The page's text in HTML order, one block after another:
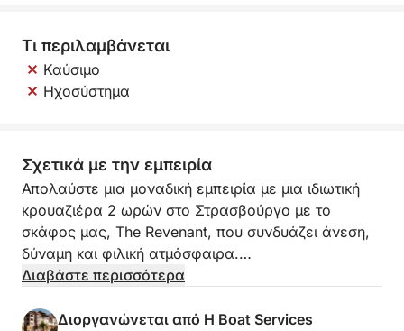
Τι περιλαμβάνεται
Καύσιμο
Ηχοσύστημα
Σχετικά με την εμπειρία
Απολαύστε μια μοναδική εμπειρία με μια ιδιωτική
κρουαζιέρα 2 ωρών στο Στρασβούργο με το
σκάφος μας, The Revenant, που συνδυάζει άνεση,
δύναμη και φιλική ατμόσφαιρα.
ιδανικό για να απολαύσετε μια αξέχαστη στιγμή με
Διαβάστε περισσότερα
Διοργανώνεται από H Boat Services